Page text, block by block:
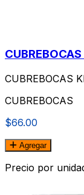
CUBREBOCAS
CUBREBOCAS
$66.00
Agregar
Precio por